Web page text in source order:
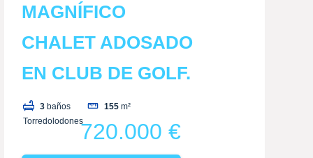
MAGNÍFICO
CHALET ADOSADO
EN CLUB DE GOLF.
3 baños 155 m²
Torredolodones720.000 €